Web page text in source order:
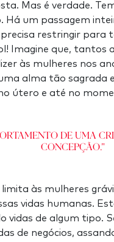
Mas é verdade.
Há um passagem
restringir para
Imagine que, tantos
às mulheres nos
alma tão sagrada
útero e até no
de uma
concepção."
às mulheres
vidas humanas.
vidas de algum tipo.
de negócios,